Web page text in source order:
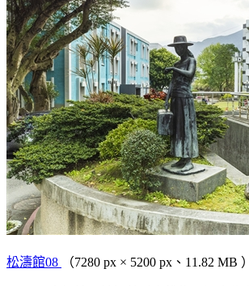
松濤館08 （7280 px × 5200 px、11.82 MB ）